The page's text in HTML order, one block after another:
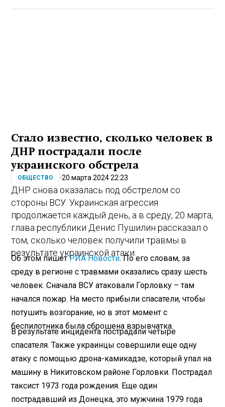
Стало известно, сколько человек в
ДНР пострадали после
украинского обстрела
ОБЩЕСТВО 20 марта 2024 22:23
ДНР снова оказалась под обстрелом со
стороны ВСУ. Украинская агрессия
продолжается каждый день, а в среду, 20 марта,
глава республики Денис Пушилин рассказал о
том, сколько человек получили травмы в
результате украинской атаки.
Об этом пишетРИА Новости. По его словам, за
среду в регионе с травмами оказались сразу шесть
человек. Сначала ВСУ атаковали Горловку – там
начался пожар. На место прибыли спасатели, чтобы
потушить возгорание, но в этот момент с
беспилотника была сброшена взрывчатка.
В результате инцидента пострадали четыре
спасателя. Также украинцы совершили еще одну
атаку с помощью дрона-камикадзе, который упал на
машину в Никитовском районе Горловки. Пострадал
таксист 1973 года рождения. Еще один
пострадавший из Донецка, это мужчина 1979 года